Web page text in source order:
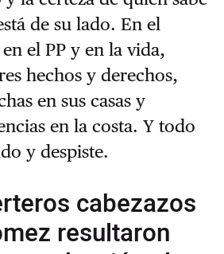
de su lado. En el
el PP y en la vida,
hechos y derechos,
en sus casas y
en la costa. Y todo
y despiste.
cabezazos
resultaron